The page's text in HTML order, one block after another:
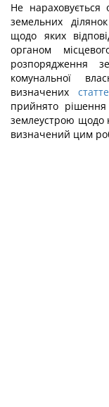
Не
земельних
щодо яких
органом
розпорядження
комунальної
визначених
прийнято
землеустрою щодо
визначений цим